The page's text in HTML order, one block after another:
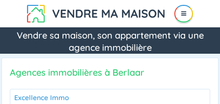
Vendre sa maison, son appartement via une
agence immobilière
Agences immobilières à Berlaar
Excellence Immo